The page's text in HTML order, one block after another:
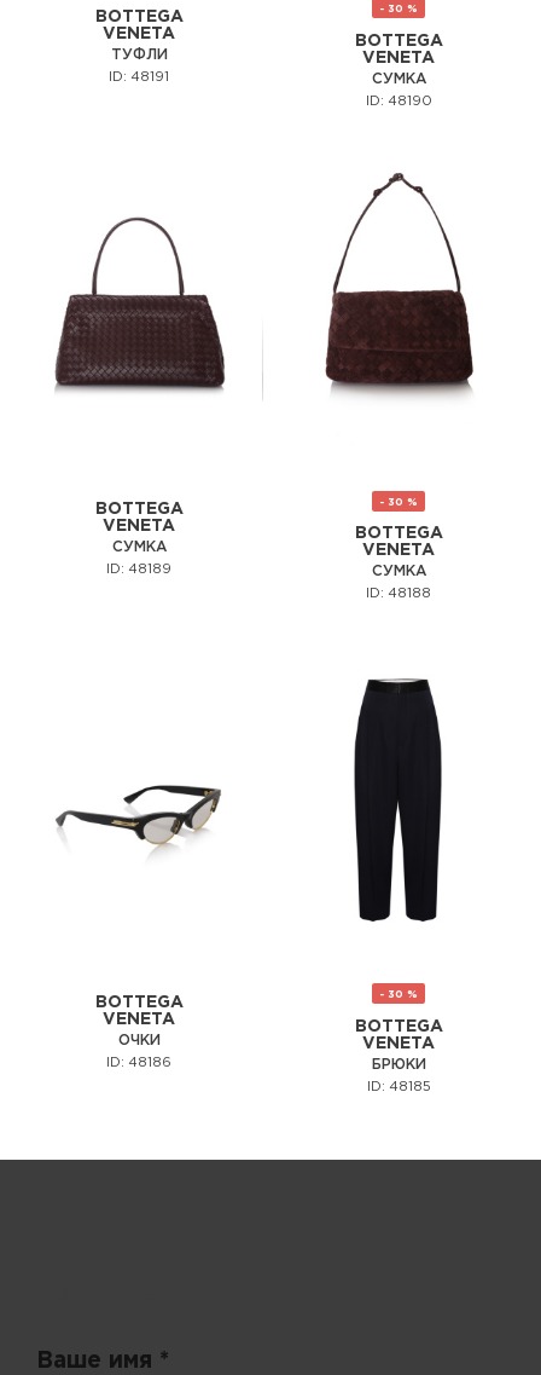
BOTTEGA
VENETA
ТУФЛИ
ID: 48191
- 30 %
BOTTEGA
VENETA
СУМКА
ID: 48190
BOTTEGA
VENETA
СУМКА
ID: 48189
- 30 %
BOTTEGA
VENETA
СУМКА
ID: 48188
BOTTEGA
VENETA
ОЧКИ
ID: 48186
- 30 %
BOTTEGA
VENETA
БРЮКИ
ID: 48185
Ваше имя *